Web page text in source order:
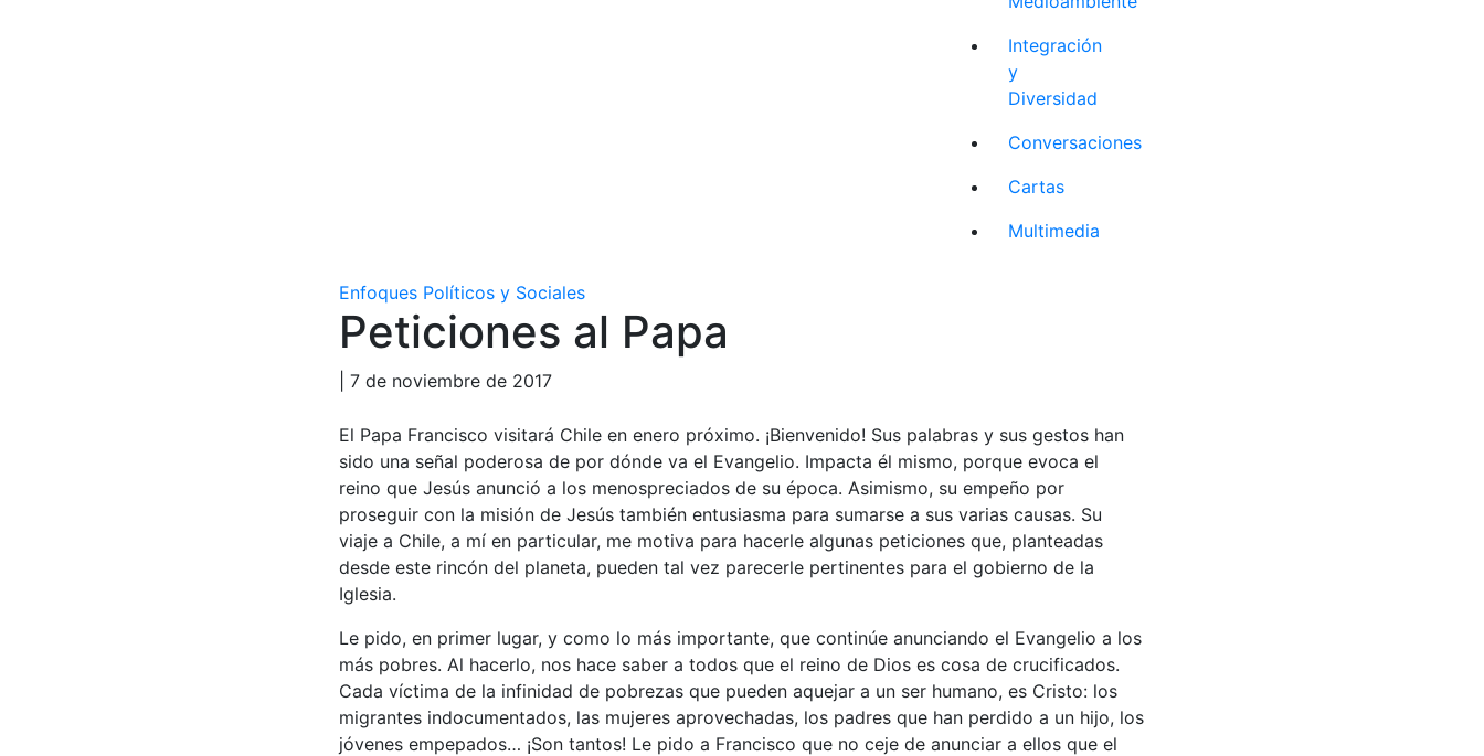
Integración
y
Diversidad
Conversaciones
Cartas
Multimedia
Enfoques Políticos y Sociales
Peticiones al Papa
| 7 de noviembre de 2017
El Papa Francisco visitará Chile en enero próximo. ¡Bienvenido! Sus palabras y sus gestos han
sido una señal poderosa de por dónde va el Evangelio. Impacta él mismo, porque evoca el
reino que Jesús anunció a los menospreciados de su época. Asimismo, su empeño por
proseguir con la misión de Jesús también entusiasma para sumarse a sus varias causas. Su
viaje a Chile, a mí en particular, me motiva para hacerle algunas peticiones que, planteadas
desde este rincón del planeta, pueden tal vez parecerle pertinentes para el gobierno de la
Iglesia.
Le pido, en primer lugar, y como lo más importante, que continúe anunciando el Evangelio a los
más pobres. Al hacerlo, nos hace saber a todos que el reino de Dios es cosa de crucificados.
Cada víctima de la infinidad de pobrezas que pueden aquejar a un ser humano, es Cristo: los
migrantes indocumentados, las mujeres aprovechadas, los padres que han perdido a un hijo, los
jóvenes empepados… ¡Son tantos! Le pido a Francisco que no ceje de anunciar a ellos que el